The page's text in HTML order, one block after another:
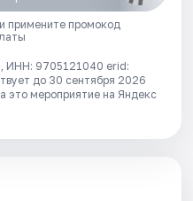
примените промокод
9705121040 erid:
до 30 сентября 2026
это мероприятие на Яндекс